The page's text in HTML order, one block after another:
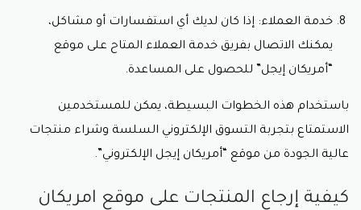
خدمة العملاء: إذا كان لديك أي استفسارات أو مشاكل،
يمكنك الاتصال بفريق خدمة العملاء المتاح على موقع
“أمريكان إيجل” للحصول على المساعدة.
باستخدام هذه الخطوات البسيطة، يمكن للمستخدمين
الاستمتاع بتجربة التسوق الإلكتروني السلسة وشراء منتجات
عالية الجودة من موقع “أمريكان إيجل الإلكتروني”.
كيفية إرجاع المنتجات على موقع امريكان